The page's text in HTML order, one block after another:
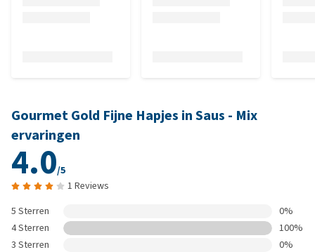
Gourmet Gold Fijne Hapjes in Saus - Mix
ervaringen
4.0/5
1 Reviews
5 Sterren
0%
4 Sterren
100%
3 Sterren
0%